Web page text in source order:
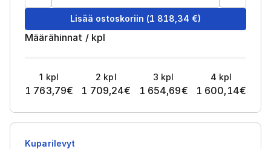
Lisää ostoskoriin (1 818,34 €)
Määrähinnat / kpl
1 kpl
1 763,79€
2 kpl
1 709,24€
3 kpl
1 654,69€
4 kpl
1 600,14€
Kuparilevyt